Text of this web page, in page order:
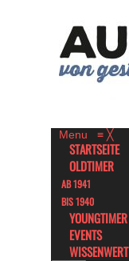
Menu ≡ ╳
STARTSEITE
OLDTIMER
AB 1941
BIS 1940
YOUNGTIMER
EVENTS
WISSENWERT